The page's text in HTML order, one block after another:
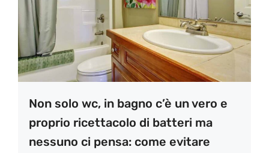
Non solo wc, in bagno c’è un vero e
proprio ricettacolo di batteri ma
nessuno ci pensa: come evitare